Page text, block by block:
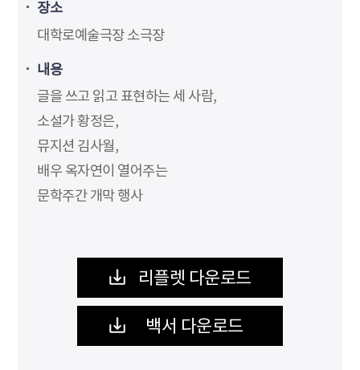
장소
대학로예술극장 소극장
내용
글을 쓰고 읽고 표현하는 세 사람,
소설가 황정은,
뮤지션 김사월,
배우 옥자연이 열어주는
문학주간 개막 행사
리플렛 다운로드
백서 다운로드